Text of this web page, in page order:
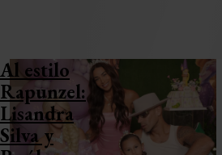
Al estilo
Rapunzel:
Lisandra
Silva y